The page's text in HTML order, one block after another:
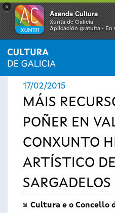
×
Axenda Cultura
Xunta de Galicia
Aplicación gratuíta - En
Vostede
está
aquí
INICIO › ACTUALIDADE
17/02/2015
MÁIS
POÑER EN
CONXUNTO
ARTÍSTICO DE
SARGADELOS
Cultura e o Concello